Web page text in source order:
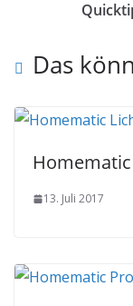
Das
13. Juli 2017